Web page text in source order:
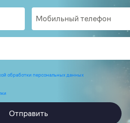
обработки персональных данных
Отправить